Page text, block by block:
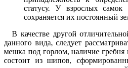
статусу. У взрослых самок
сохраняется их постоянный
В качестве другой
данного вида, следует
мешка под горлом, наличие
состоит из шипов,